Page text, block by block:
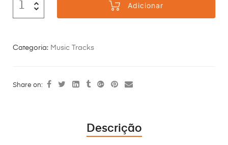
Adicionar
Categoria: Music Tracks
Share on:
Descrição